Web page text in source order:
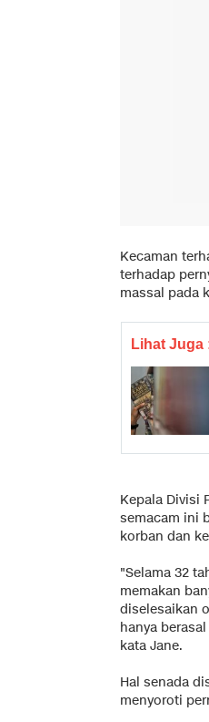
Kecaman
terhadap
massal pada
Lihat Juga
Kepala Divisi
semacam ini
korban dan
"Selama 32
memakan
diselesaikan
hanya
kata Jane.
Hal senada
menyoroti